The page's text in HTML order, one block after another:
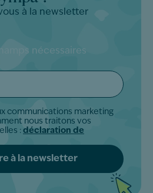
à la newsletter
nécessaires
communications marketing
nous traitons vos
: déclaration de